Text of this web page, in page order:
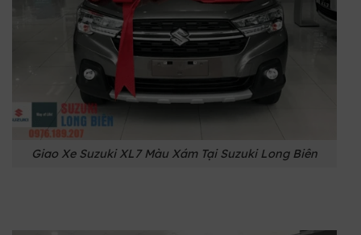
Giao Xe Suzuki XL7 Màu Xám Tại Suzuki Long Biên